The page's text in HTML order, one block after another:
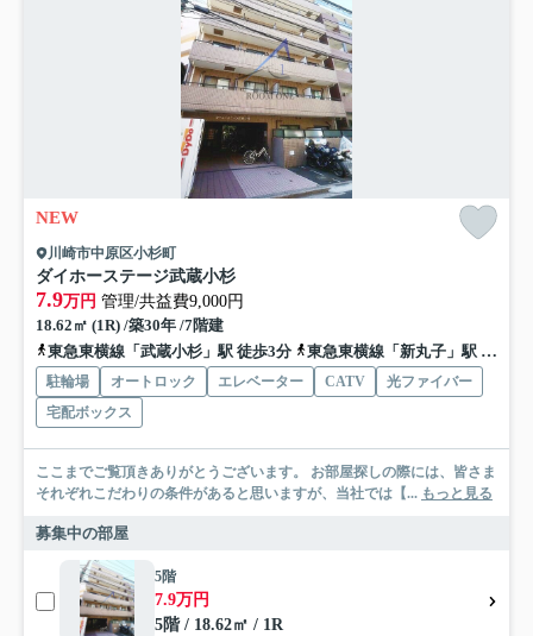
NEW
川崎市中原区小杉町
ダイホーステージ武蔵小杉
7.9万円 管理/共益費9,000円
18.62㎡ (1R) /築30年 /7階建
東急東横線「武蔵小杉」駅 徒歩3分
東急東横線「新丸子」駅 徒歩5分
駐輪場 オートロック エレベーター CATV
光ファイバー
宅配ボックス
ここまでご覧頂きありがとうございます。 お部屋探しの際には、皆さま
それぞれこだわりの条件があると思いますが、当社では【... もっと見る
募集中の部屋
5階
7.9万円
5階 / 18.62㎡ / 1R